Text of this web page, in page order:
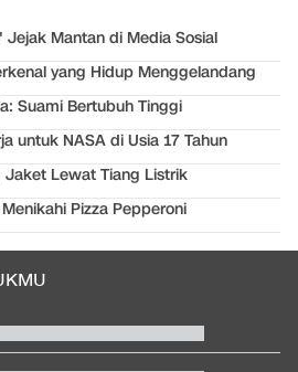
Mantan di Media Sosial
yang Hidup Menggelandang
Suami Bertubuh Tinggi
untuk NASA di Usia 17 Tahun
Jaket Lewat Tiang Listrik
Pizza Pepperoni
Indonesia di Puncak usai Hajar